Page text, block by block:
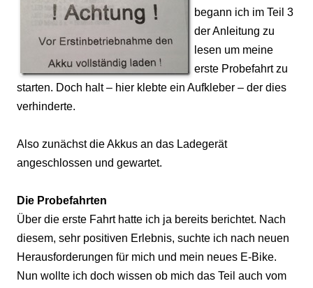
begann ich im Teil 3
der Anleitung zu
lesen um meine
erste Probefahrt zu
starten. Doch halt – hier klebte ein Aufkleber – der dies
verhinderte.
Also zunächst die Akkus an das Ladegerät
angeschlossen und gewartet.
Die Probefahrten
Über die erste Fahrt hatte ich ja bereits berichtet. Nach
diesem, sehr positiven Erlebnis, suchte ich nach neuen
Herausforderungen für mich und mein neues E-Bike.
Nun wollte ich doch wissen ob mich das Teil auch vom